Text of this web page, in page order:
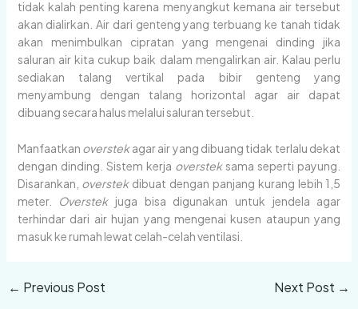
tidak kalah penting karena menyangkut kemana air tersebut
akan dialirkan. Air dari genteng yang terbuang ke tanah tidak
akan menimbulkan cipratan yang mengenai dinding jika
saluran air kita cukup baik dalam mengalirkan air. Kalau perlu
sediakan talang vertikal pada bibir genteng yang
menyambung dengan talang horizontal agar air dapat
dibuang secara halus melalui saluran tersebut.
Manfaatkan overstekagar air yang dibuang tidak terlalu dekat
dengan dinding. Sistem kerja oversteksama seperti payung.
Disarankan, overstekdibuat dengan panjang kurang lebih 1,5
meter. Overstekjuga bisa digunakan untuk jendela agar
terhindar dari air hujan yang mengenai kusen ataupun yang
masuk ke rumah lewat celah-celah ventilasi.
← Previous Post Next Post →